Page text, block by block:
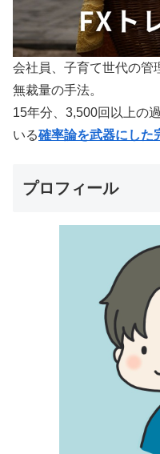
会社員、子育て世代の管
無裁量の手法。
15年分、3,500回以上の
いる確率論を武器にした
プロフィール